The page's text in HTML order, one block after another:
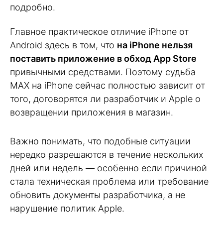
подробно.
Главное практическое отличие iPhone от
Android здесь в том, что на iPhone нельзя
поставить приложение в обход App Store
привычными средствами. Поэтому судьба
MAX на iPhone сейчас полностью зависит от
того, договорятся ли разработчик и Apple о
возвращении приложения в магазин.
Важно понимать, что подобные ситуации
нередко разрешаются в течение нескольких
дней или недель — особенно если причиной
стала техническая проблема или требование
обновить документы разработчика, а не
нарушение политик Apple.